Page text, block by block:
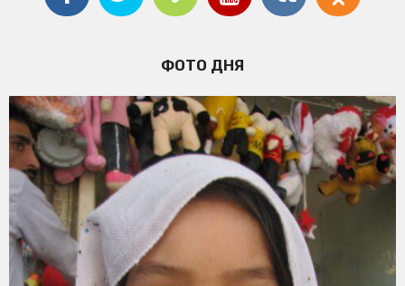
ФОТО ДНЯ